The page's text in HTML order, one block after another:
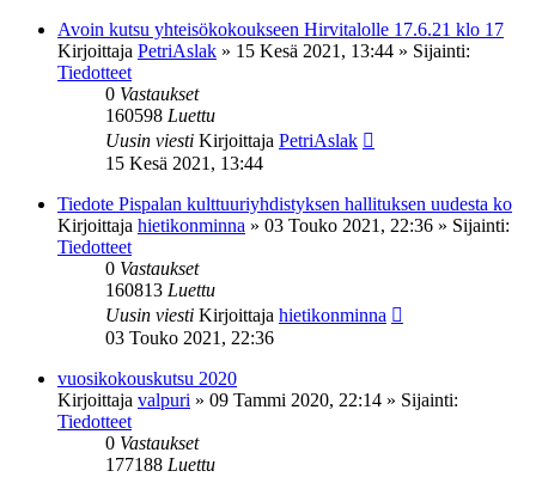
Avoin kutsu yhteisökokoukseen Hirvitalolle 17.6.21 klo 17
Kirjoittaja PetriAslak » 15 Kesä 2021, 13:44 » Sijainti:
Tiedotteet
0 Vastaukset
160598 Luettu
Uusin viesti Kirjoittaja PetriAslak
15 Kesä 2021, 13:44
Tiedote Pispalan kulttuuriyhdistyksen hallituksen uudesta ko
Kirjoittaja hietikonminna » 03 Touko 2021, 22:36 » Sijainti:
Tiedotteet
0 Vastaukset
160813 Luettu
Uusin viesti Kirjoittaja hietikonminna
03 Touko 2021, 22:36
vuosikokouskutsu 2020
Kirjoittaja valpuri » 09 Tammi 2020, 22:14 » Sijainti:
Tiedotteet
0 Vastaukset
177188 Luettu